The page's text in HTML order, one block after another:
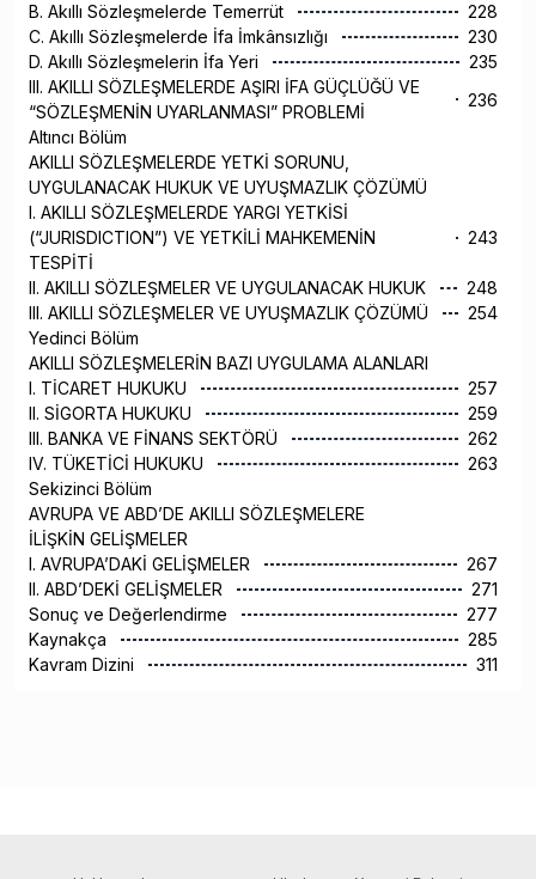
B. Akıllı Sözleşmelerde Temerrüt
228
C. Akıllı Sözleşmelerde İfa İmkânsızlığı
230
D. Akıllı Sözleşmelerin İfa Yeri
235
III. AKILLI SÖZLEŞMELERDE AŞIRI İFA GÜÇLÜĞÜ VE
“SÖZLEŞMENİN UYARLANMASI” PROBLEMİ
236
Altıncı Bölüm
AKILLI SÖZLEŞMELERDE YETKİ SORUNU,
UYGULANACAK HUKUK VE UYUŞMAZLIK ÇÖZÜMÜ
I. AKILLI SÖZLEŞMELERDE YARGI YETKİSİ
(“JURISDICTION”) VE YETKİLİ MAHKEMENİN
TESPİTİ
243
II. AKILLI SÖZLEŞMELER VE UYGULANACAK HUKUK
248
III. AKILLI SÖZLEŞMELER VE UYUŞMAZLIK ÇÖZÜMÜ
254
Yedinci Bölüm
AKILLI SÖZLEŞMELERİN BAZI UYGULAMA ALANLARI
I. TİCARET HUKUKU
257
II. SİGORTA HUKUKU
259
III. BANKA VE FİNANS SEKTÖRÜ
262
IV. TÜKETİCİ HUKUKU
263
Sekizinci Bölüm
AVRUPA VE ABD’DE AKILLI SÖZLEŞMELERE
İLİŞKİN GELİŞMELER
I. AVRUPA’DAKİ GELİŞMELER
267
II. ABD’DEKİ GELİŞMELER
271
Sonuç ve Değerlendirme
277
Kaynakça
285
Kavram Dizini
311